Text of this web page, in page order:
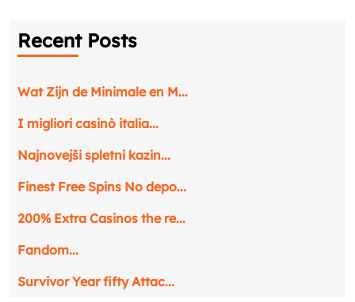
Request a CallBack
Name*
Phone*
Service*
Recent Posts
Wat Zijn de Minimale en M...
I migliori casinò italia...
Najnovejši spletni kazin...
Finest Free Spins No depo...
200% Extra Casinos the re...
Fandom...
Survivor Year fifty Attac...